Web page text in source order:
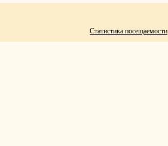
Статистика посещаемости